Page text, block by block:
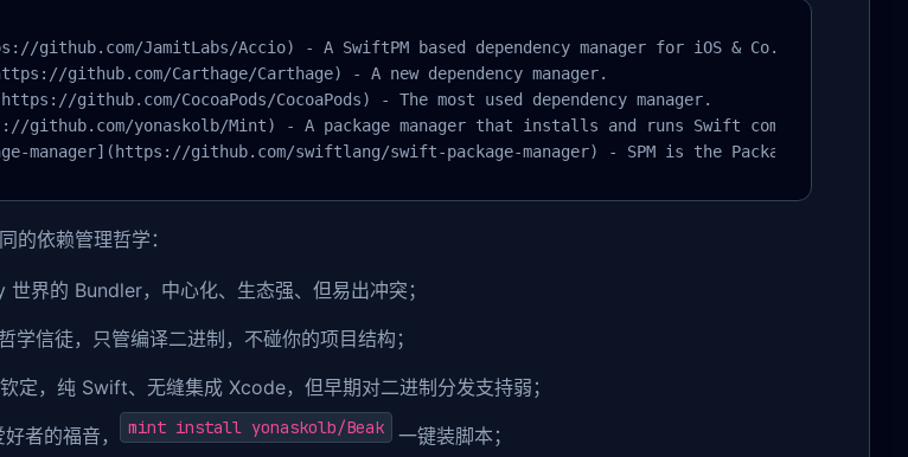
github.com/JamitLabs/Accio) - A SwiftPM based dependency manager for iOS & Co. with
github.com/Carthage/Carthage) - A new dependency manager.
github.com/CocoaPods/CocoaPods) - The most used dependency manager.
github.com/yonaskolb/Mint) - A package manager that installs and runs Swift command line
manager](https://github.com/swiftlang/swift-package-manager) - SPM is the Package Manager
的依赖管理哲学：
世界的 Bundler，中心化、生态强、但易出冲突；
学信徒，只管编译二进制，不碰你的项目结构；
定，纯 Swift、无缝集成 Xcode，但早期对二进制分发支持弱；
者的福音， mint install yonaskolb/Beak 一键装脚本；